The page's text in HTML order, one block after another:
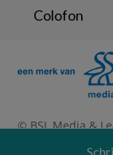
Colofon
© BSL Media &